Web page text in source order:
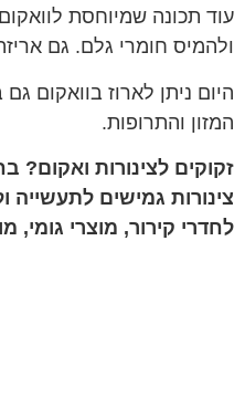
עוד תכונה שמיוחסת
ולהמיס חומרי גלם. גם
היום ניתן לארוז בוואקום
המזון והתרופות.
זקוקים לצינורות ואקום?
לחדרי קירור, מוצרי גומי,